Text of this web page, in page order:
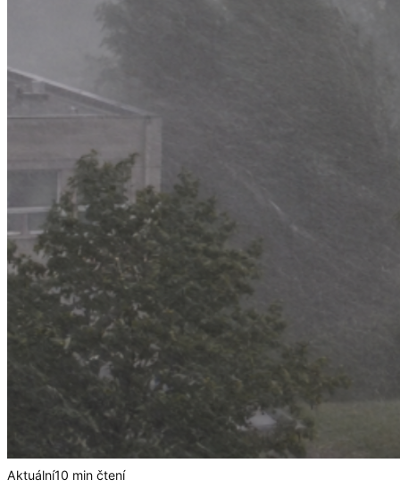
Aktuální10 min čtení